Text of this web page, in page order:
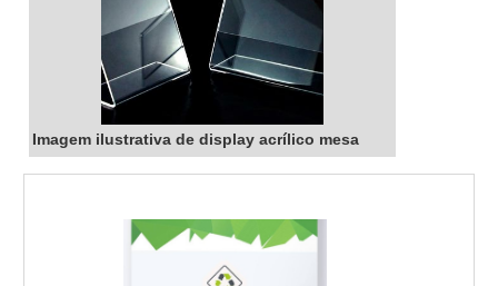
Imagem ilustrativa de display acrílico mesa